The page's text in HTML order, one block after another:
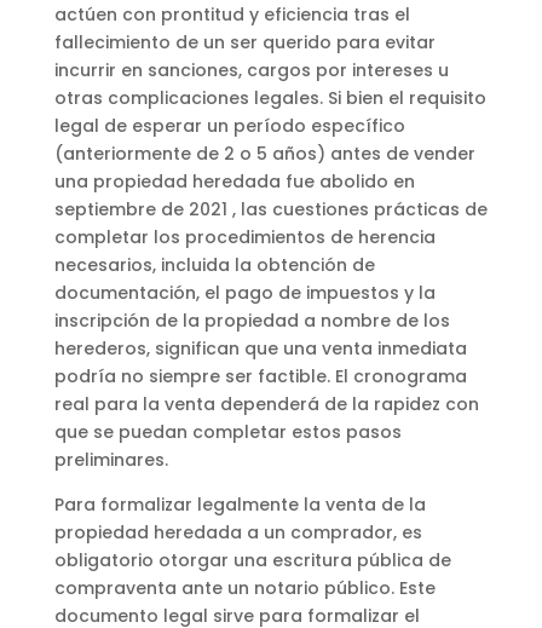
actúen con prontitud y eficiencia tras el
fallecimiento de un ser querido para evitar
incurrir en sanciones, cargos por intereses u
otras complicaciones legales. Si bien el requisito
legal de esperar un período específico
(anteriormente de 2 o 5 años) antes de vender
una propiedad heredada fue abolido en
septiembre de 2021 , las cuestiones prácticas de
completar los procedimientos de herencia
necesarios, incluida la obtención de
documentación, el pago de impuestos y la
inscripción de la propiedad a nombre de los
herederos, significan que una venta inmediata
podría no siempre ser factible. El cronograma
real para la venta dependerá de la rapidez con
que se puedan completar estos pasos
preliminares.
Para formalizar legalmente la venta de la
propiedad heredada a un comprador, es
obligatorio otorgar una escritura pública de
compraventa ante un notario público. Este
documento legal sirve para formalizar el